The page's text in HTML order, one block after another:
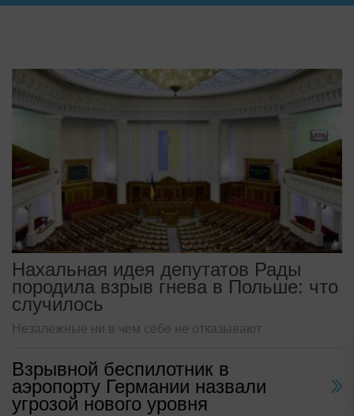
Нахальная идея депутатов Рады
породила взрыв гнева в Польше: что
случилось
Незалежные ни в чем себе не отказывают
Взрывной беспилотник в
аэропорту Германии назвали
угрозой нового уровня